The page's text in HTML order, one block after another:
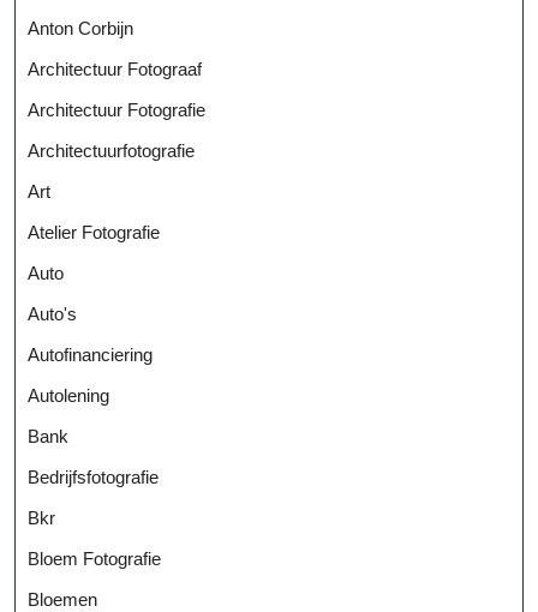
Anton Corbijn
Architectuur Fotograaf
Architectuur Fotografie
Architectuurfotografie
Art
Atelier Fotografie
Auto
Auto's
Autofinanciering
Autolening
Bank
Bedrijfsfotografie
Bkr
Bloem Fotografie
Bloemen